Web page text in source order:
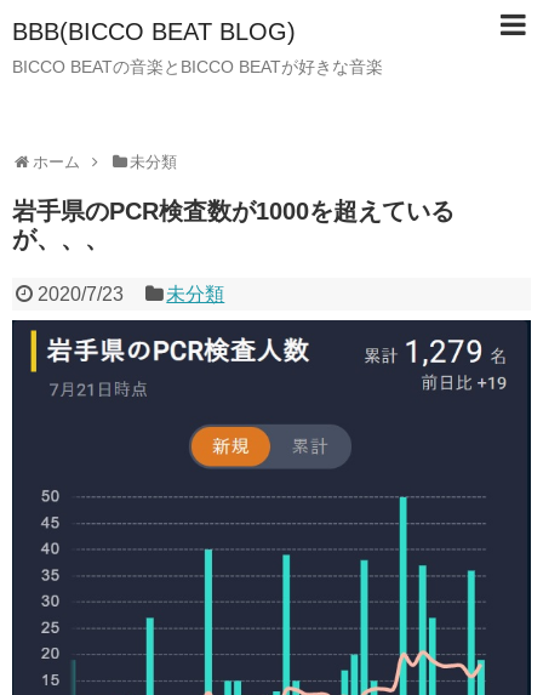
BBB(BICCO BEAT BLOG)
BICCO BEATの音楽とBICCO BEATが好きな音楽
ホーム 未分類
岩手県のPCR検査数が1000を超えている
が、、、
2020/7/23 未分類